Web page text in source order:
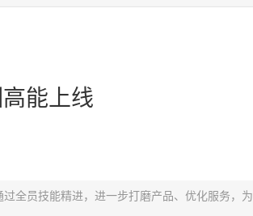
能上线
全员技能精进，进一步打磨产品、优化服务，为